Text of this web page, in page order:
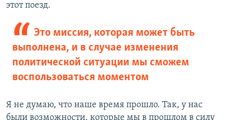
этот поезд.
Это миссия, которая может быть
выполнена, и в случае изменения
политической ситуации мы сможем
воспользоваться моментом
Я не думаю, что наше время прошло. Так, у нас
были возможности, которые мы в прошлом в силу